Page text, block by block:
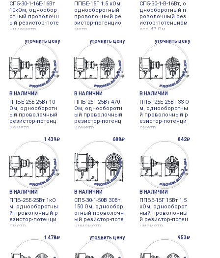
СП5-30-1-16Е-16Вт
10кОм, однообор
отный проволочн
ый резистор-поте
нциометр
ППБЕ-15Г 1.5 кОм,
однооборотный
проволочный ре
зистор-потенцио
метр
СП5-30-1-В-16Вт, о
днооборотный п
роволочный рез
истор-потенциом
етр 47 Ом
уточнить цену
В НАЛИЧИИ
ППБЕ-25Е 25Вт 10
Ом, однооборотн
ый проволочный
резистор-потенц
иометр
уточнить цену
В НАЛИЧИИ
ППБ-25Г 25Вт 470
Ом, однооборотн
ый проволочный
резистор-потенц
иометр
уточнить цену
В НАЛИЧИИ
ППБ -25Е 25Вт 33 О
м, однооборотны
й проволочный р
езистор-потенци
ометр
1 439₽
В НАЛИЧИИ
ППБ-25Е-25Вт 1кО
м, однооборотны
й проволочный р
езистор-потенци
ометр
688₽
В НАЛИЧИИ
СП5-30-1-50В 30Вт
150 Ом, однообор
отный проволочн
ый резистор-поте
нциометр
842₽
В НАЛИЧИИ
ППБЕ-15Г 15Вт 1.5
кОм, однооборот
ный проволочны
й резистор-потен
циометр
1 478₽ уточнить цену 953₽